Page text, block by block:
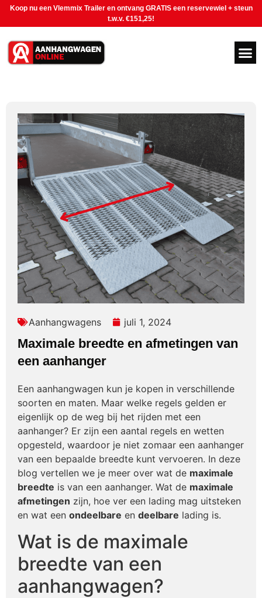
Koop nu een Vlemmix Trailer en ontvang GRATIS een reservewiel + steun
t.w.v. €151,25!
Aanhangwagens juli 1, 2024
Maximale breedte en afmetingen van
een aanhanger
Een aanhangwagen kun je kopen in verschillende
soorten en maten. Maar welke regels gelden er
eigenlijk op de weg bij het rijden met een
aanhanger? Er zijn een aantal regels en wetten
opgesteld, waardoor je niet zomaar een aanhanger
van een bepaalde breedte kunt vervoeren. In deze
blog vertellen we je meer over wat de maximale
breedte is van een aanhanger. Wat de maximale
afmetingen zijn, hoe ver een lading mag uitsteken
en wat een ondeelbare en deelbare lading is.
Wat is de maximale
breedte van een
aanhangwagen?